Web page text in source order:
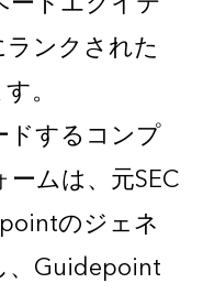
ンクされた
。
ドするコンプ
ムは、元SEC
のジェネ
、Guidepoint